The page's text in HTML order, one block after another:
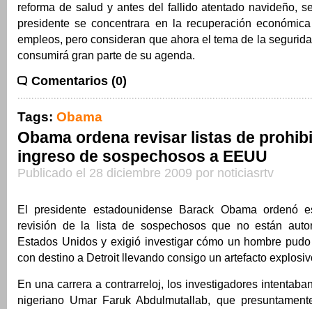
reforma de salud y antes del fallido atentado navideño,
presidente se concentrara en la recuperación
empleos, pero consideran que ahora el tema de la
consumirá gran parte de su agenda.
Comentarios (0)
Tags: Obama
Obama ordena revisar listas de
ingreso de sospechosos a EEUU
Publicado el 28 diciembre 2009 por noticiasrtv
El presidente estadounidense Barack Obama ordenó
revisión de la lista de sospechosos que no están
Estados Unidos y exigió investigar cómo un hombre
con destino a Detroit llevando consigo un artefacto
En una carrera a contrarreloj, los investigadores
nigeriano Umar Faruk Abdulmutallab, que